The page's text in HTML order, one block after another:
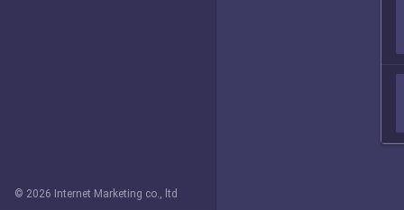
© 2026 Internet Marketing co., ltd